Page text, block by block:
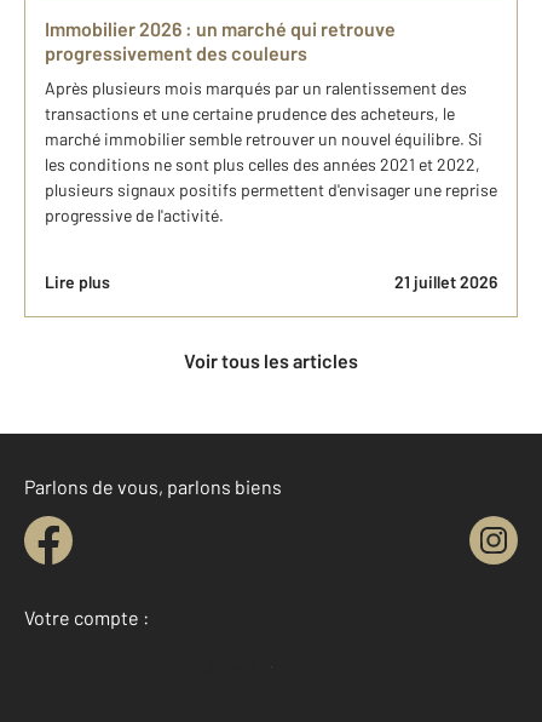
Immobilier 2026 : un marché qui retrouve
progressivement des couleurs
Après plusieurs mois marqués par un ralentissement des
transactions et une certaine prudence des acheteurs, le
marché immobilier semble retrouver un nouvel équilibre. Si
les conditions ne sont plus celles des années 2021 et 2022,
plusieurs signaux positifs permettent d'envisager une reprise
progressive de l'activité.
Lire plus 21 juillet 2026
Voir tous les articles
Parlons de vous, parlons biens
Votre compte :
Accéder à mon compte